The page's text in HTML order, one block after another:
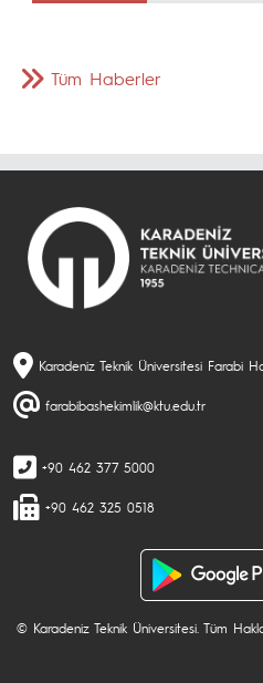
Tüm Haberler
Karadeniz Teknik Üniversitesi Farabi
farabibashekimlik@ktu.edu.tr
+90 462 377 5000
+90 462 325 0518
© Karadeniz Teknik Üniversitesi. Tüm